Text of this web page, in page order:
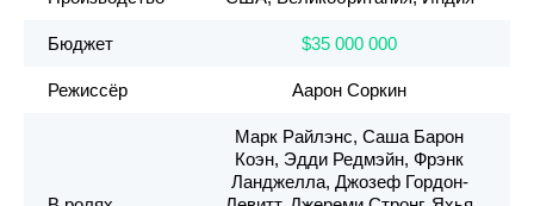
Бюджет $35 000 000
Режиссёр Аарон Соркин
Марк Райлэнс, Саша Барон
Коэн, Эдди Редмэйн, Фрэнк
Ланджелла, Джозеф Гордон-